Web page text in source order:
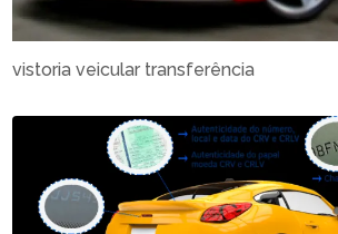
vistoria veicular transferência